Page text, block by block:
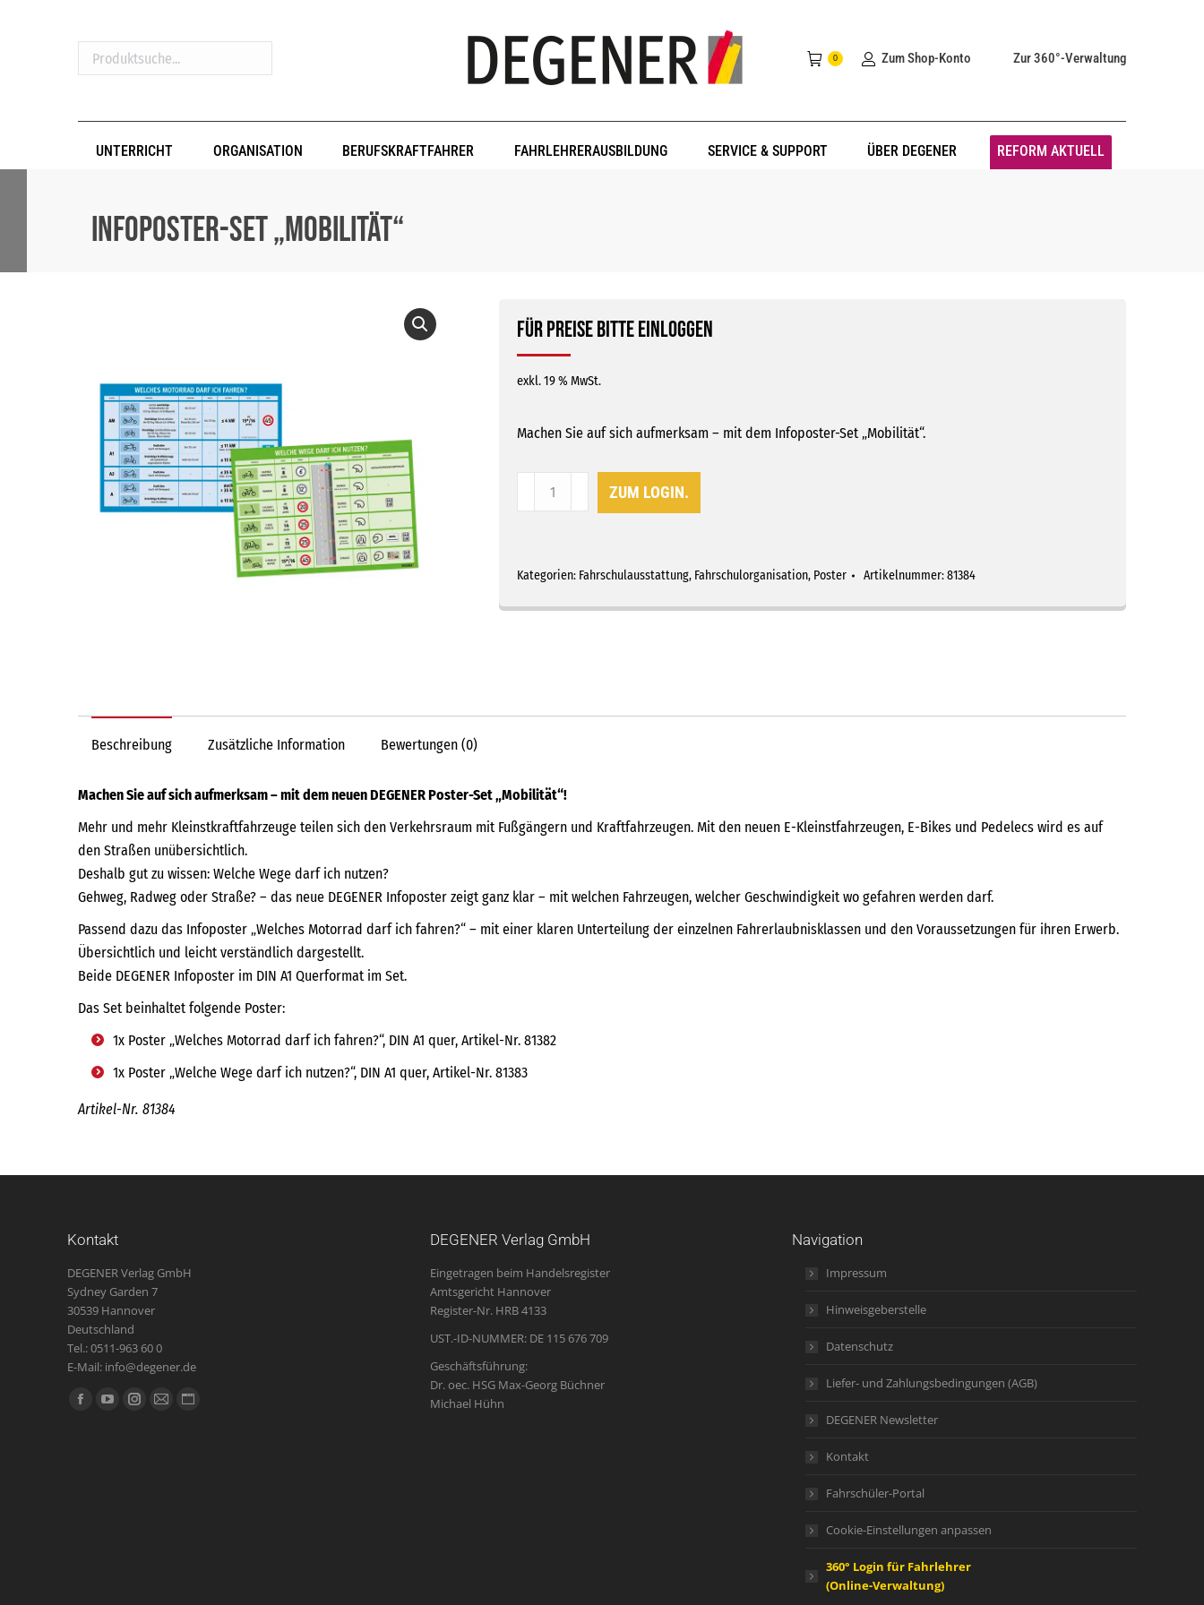
Produktsuche...
0 Zum Shop-Konto Zur 360°-Verwaltung
UNTERRICHT ORGANISATION BERUFSKRAFTFAHRER FAHRLEHRERAUSBILDUNG SERVICE & SUPPORT ÜBER DEGENER REFORM AKTUELL
Infoposter-Set „Mobilität“
Für Preise bitte einloggen
exkl. 19 % MwSt.
Machen Sie auf sich aufmerksam – mit dem Infoposter-Set „Mobilität“.
ZUM LOGIN.
Kategorien: Fahrschulausstattung, Fahrschulorganisation, Poster Artikelnummer:81384
Beschreibung Zusätzliche Information Bewertungen (0)
Machen Sie auf sich aufmerksam – mit dem neuen DEGENER Poster-Set „Mobilität“!
Mehr und mehr Kleinstkraftfahrzeuge teilen sich den Verkehrsraum mit Fußgängern und Kraftfahrzeugen. Mit den neuen E-Kleinstfahrzeugen, E-Bikes und Pedelecs wird es auf
den Straßen unübersichtlich.
Deshalb gut zu wissen: Welche Wege darf ich nutzen?
Gehweg, Radweg oder Straße? – das neue DEGENER Infoposter zeigt ganz klar – mit welchen Fahrzeugen, welcher Geschwindigkeit wo gefahren werden darf.
Passend dazu das Infoposter „Welches Motorrad darf ich fahren?“ – mit einer klaren Unterteilung der einzelnen Fahrerlaubnisklassen und den Voraussetzungen für ihren Erwerb.
Übersichtlich und leicht verständlich dargestellt.
Beide DEGENER Infoposter im DIN A1 Querformat im Set.
Das Set beinhaltet folgende Poster:
1x Poster „Welches Motorrad darf ich fahren?“, DIN A1 quer, Artikel-Nr. 81382
1x Poster „Welche Wege darf ich nutzen?“, DIN A1 quer, Artikel-Nr. 81383
Artikel-Nr. 81384
Kontakt
DEGENER Verlag GmbH
Sydney Garden 7
30539 Hannover
Deutschland
Tel.: 0511-963 60 0
E-Mail: info@degener.de
Finden Sie uns auf:
FacebookYouTubeInstagram
E-
Website
DEGENER Verlag GmbH
Eingetragen beim Handelsregister
Amtsgericht Hannover
Register-Nr. HRB 4133
UST.-ID-NUMMER: DE 115 676 709
Geschäftsführung:
Dr. oec. HSG Max-Georg Büchner
Michael Hühn
Navigation
Impressum
Hinweisgeberstelle
Datenschutz
Liefer- und Zahlungsbedingungen (AGB)
DEGENER Newsletter
Kontakt
Fahrschüler-Portal
Cookie-Einstellungen anpassen
360° Login für Fahrlehrer
(Online-Verwaltung)